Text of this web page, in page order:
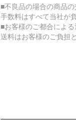
■不良品の場合の商品の
手数料はすべて当社が
■お客様のご都合によ
送料はお客様のご負担